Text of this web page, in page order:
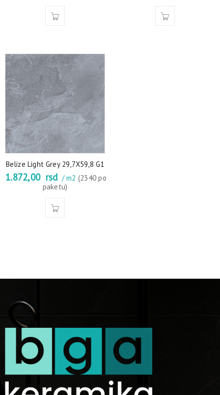
Belize Light Grey 29,7X59,8 G1
1.872,00 rsd / m2 (2340 po
paketu)